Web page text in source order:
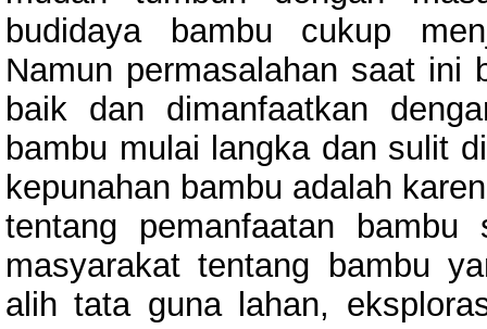
budidaya bambu cukup
Namun permasalahan saat ini
baik dan dimanfaatkan
bambu mulai langka dan sulit
kepunahan bambu adalah
tentang pemanfaatan bambu
masyarakat tentang bambu
alih tata guna lahan,